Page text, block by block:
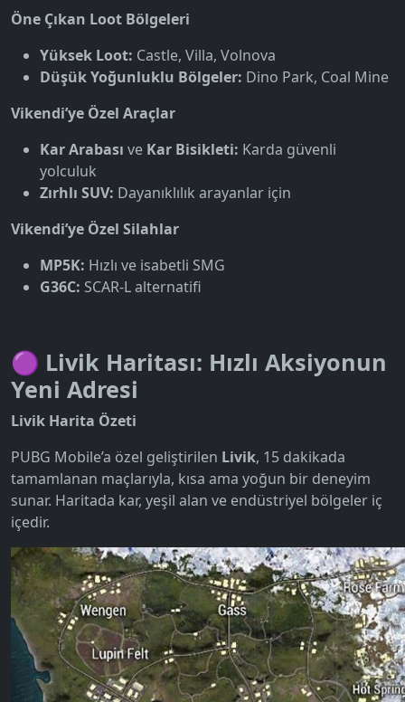
Öne Çıkan Loot Bölgeleri
Yüksek Loot: Castle, Villa, Volnova
Düşük Yoğunluklu Bölgeler: Dino Park, Coal Mine
Vikendi’ye Özel Araçlar
Kar Arabası ve Kar Bisikleti: Karda güvenli
yolculuk
Zırhlı SUV: Dayanıklılık arayanlar için
Vikendi’ye Özel Silahlar
MP5K: Hızlı ve isabetli SMG
G36C: SCAR-L alternatifi
🟣 Livik Haritası: Hızlı Aksiyonun
Yeni Adresi
Livik Harita Özeti
PUBG Mobile’a özel geliştirilen Livik, 15 dakikada
tamamlanan maçlarıyla, kısa ama yoğun bir deneyim
sunar. Haritada kar, yeşil alan ve endüstriyel bölgeler iç
içedir.